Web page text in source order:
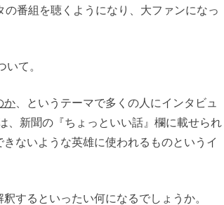
番組を聴くようになり、大ファンになっ
いて。
か 、というテーマで多くの人にインタビュ
、新聞の『ちょっといい話』欄に載せられ
ないような英雄に使われるものというイ
するといったい何になるでしょうか。